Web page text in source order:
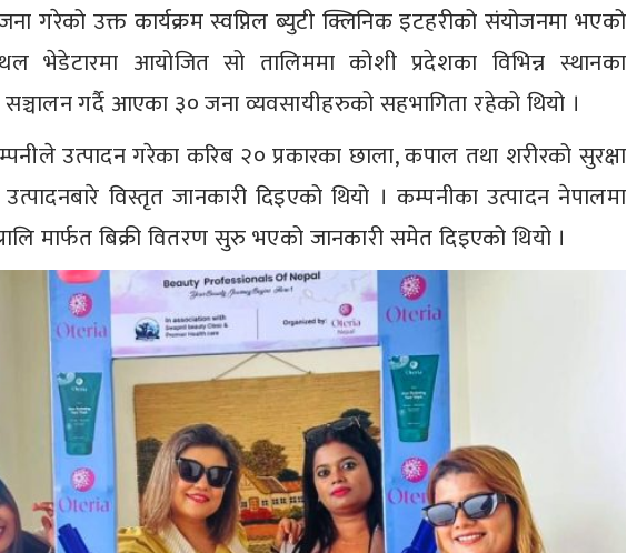
गरेको उक्त कार्यक्रम स्वप्निल ब्युटी क्लिनिक इटहरीको संयोजनमा भएको
भेडेटारमा आयोजित सो तालिममा कोशी प्रदेशका विभिन्न स्थानका
गर्दै आएका ३० जना व्यवसायीहरुको सहभागिता रहेको थियो ।
उत्पादन गरेका करिब २० प्रकारका छाला, कपाल तथा शरीरको सुरक्षा
उत्पादनबारे विस्तृत जानकारी दिइएको थियो । कम्पनीका उत्पादन नेपालमा
मार्फत बिक्री वितरण सुरु भएको जानकारी समेत दिइएको थियो ।